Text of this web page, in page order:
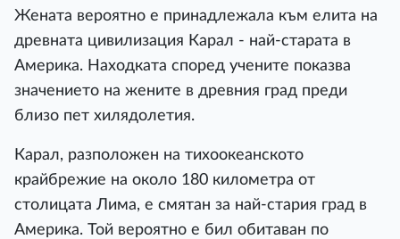
Жената вероятно е принадлежала към елита на
древната цивилизация Карал - най-старата в
Америка. Находката според учените показва
значението на жените в древния град преди
близо пет хилядолетия.
Карал, разположен на тихоокеанското
крайбрежие на около 180 километра от
столицата Лима, е смятан за най-стария град в
Америка. Той вероятно е бил обитаван по